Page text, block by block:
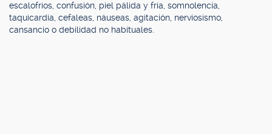
escalofríos, confusión, piel pálida y fría, somnolencia,
taquicardia, cefaleas, náuseas, agitación, nerviosismo,
cansancio o debilidad no habituales.